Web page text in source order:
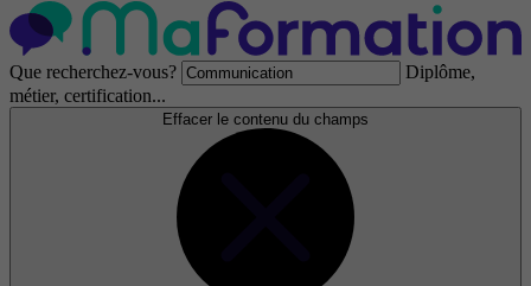
Que recherchez-vous?
Diplôme,
métier, certification...
Effacer le contenu du champs